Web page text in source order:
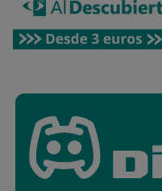
Rechazar cookies